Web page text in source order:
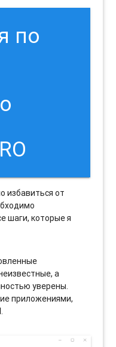
по
избавиться от
шаги, которые я
а
уверены.
приложениями,
.